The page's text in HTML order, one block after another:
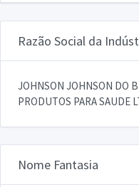
Razão Social da
JOHNSON JOHNSON DO
PRODUTOS PARA SAUDE
Nome Fantasia